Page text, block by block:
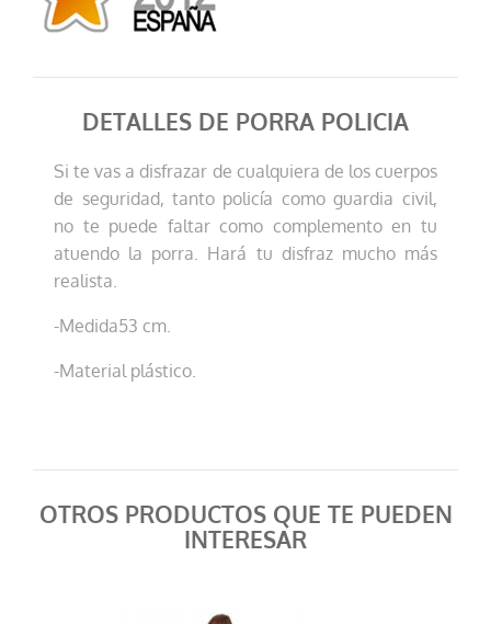
DETALLES DE PORRA POLICIA
Si te vas a disfrazar de cualquiera de los cuerpos
de seguridad, tanto policía como guardia civil,
no te puede faltar como complemento en tu
atuendo la porra. Hará tu disfraz mucho más
realista.
-Medida53 cm.
-Material plástico.
OTROS PRODUCTOS QUE TE PUEDEN
INTERESAR